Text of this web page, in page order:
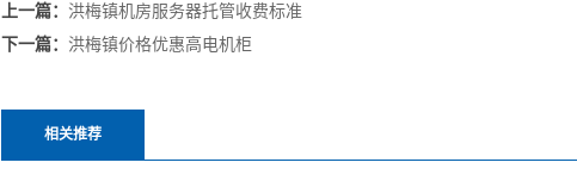
上一篇： 洪梅镇机房服务器托管收费标准
下一篇： 洪梅镇价格优惠高电机柜
相关推荐